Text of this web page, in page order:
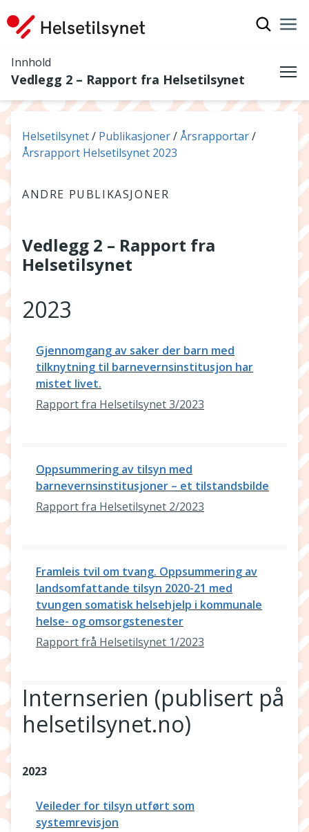
Innhold
Vedlegg 2 – Rapport fra Helsetilsynet
Du er her:
Helsetilsynet Publikasjoner
Årsrapportar
Årsrapport Helsetilsynet 2023
ANDRE PUBLIKASJONER
Vedlegg 2 – Rapport fra
Helsetilsynet
2023
Gjennomgang av saker der barn med
tilknytning til barnevernsinstitusjon har
mistet livet.
Rapport fra Helsetilsynet 3/2023
Oppsummering av tilsyn med
barnevernsinstitusjoner – et tilstandsbilde
Rapport fra Helsetilsynet 2/2023
Framleis tvil om tvang. Oppsummering av
landsomfattande tilsyn 2020-21 med
tvungen somatisk helsehjelp i kommunale
helse- og omsorgstenester
Rapport frå Helsetilsynet 1/2023
Internserien (publisert på
helsetilsynet.no)
2023
Veileder for tilsyn utført som
systemrevisjon